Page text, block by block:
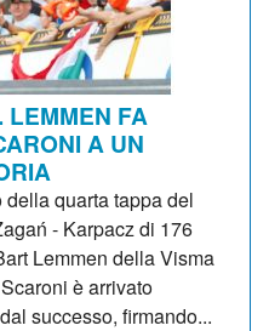
LEMMEN FA
A UN
quarta tappa del
- Karpacz di 176
Lemmen della Visma
è arrivato
successo, firmando...